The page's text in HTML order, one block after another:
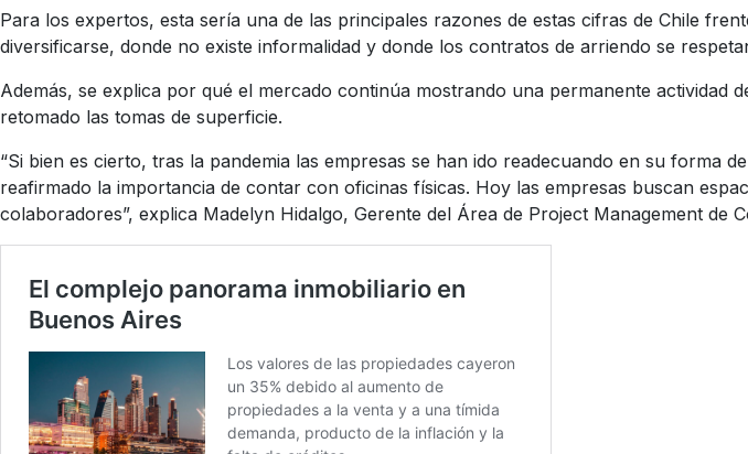
Para los expertos, esta sería una de las principales razones de estas cifras de Chile
diversificarse, donde no existe informalidad y donde los contratos de arriendo se
Además, se explica por qué el mercado continúa mostrando una permanente
retomado las tomas de superficie.
“Si bien es cierto, tras la pandemia las empresas se han ido readecuando en su forma
reafirmado la importancia de contar con oficinas físicas. Hoy las empresas buscan
colaboradores”, explica Madelyn Hidalgo, Gerente del Área de Project Management de